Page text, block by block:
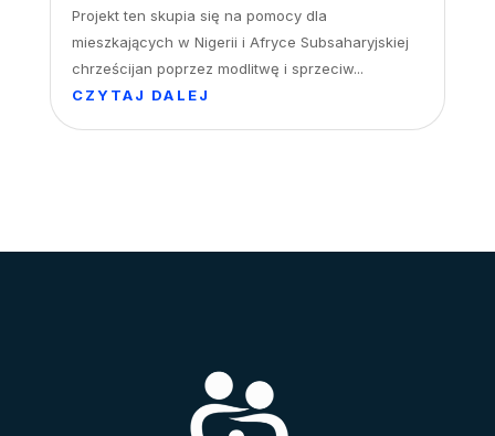
Projekt ten skupia się na pomocy dla
mieszkających w Nigerii i Afryce Subsaharyjskiej
chrześcijan poprzez modlitwę i sprzeciw...
CZYTAJ DALEJ